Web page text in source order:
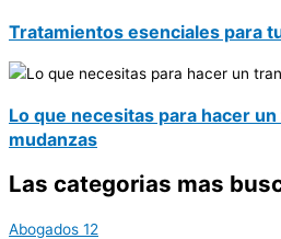
Tratamientos esenciales para
Lo que necesitas para hacer
mudanzas
Las categorias mas
Abogados 12